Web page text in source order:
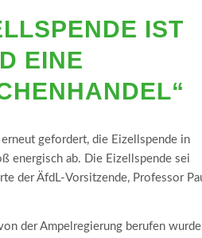
IST
EINE
gefordert, die Eizellspende in
energisch ab. Die Eizellspende sei
der ÄfdL-Vorsitzende, Professor
der Ampel­regierung berufen